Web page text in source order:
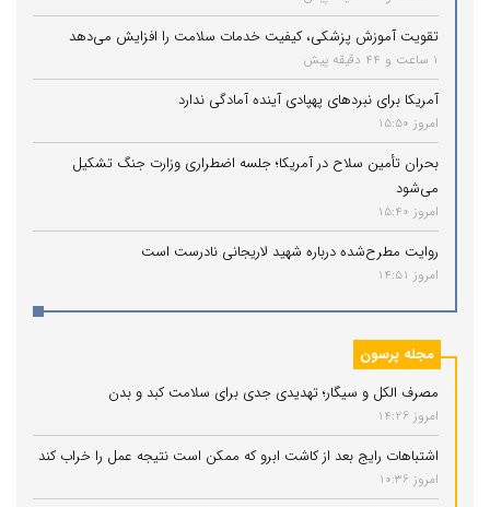
تقویت آموزش پزشکی، کیفیت خدمات سلامت را افزایش می‌دهد
1 ساعت و 44 دقیقه پیش
آمریکا برای نبردهای پهپادی آینده آمادگی ندارد
امروز 15:50
بحران تأمین سلاح در آمریکا؛ جلسه اضطراری وزارت جنگ تشکیل
می‌شود
امروز 15:40
روایت مطرح‌شده درباره شهید لاریجانی نادرست است
امروز 14:51
مجله پرسون
مصرف الکل و سیگار؛ تهدیدی جدی برای سلامت کبد و بدن
امروز 14:26
اشتباهات رایج بعد از کاشت ابرو که ممکن است نتیجه عمل را خراب کند
امروز 10:36